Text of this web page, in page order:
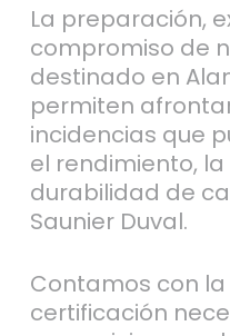
La preparación,
compromiso de
destinado en
permiten
incidencias que
el rendimiento,
durabilidad de
Saunier Duval.
Contamos con
certificación